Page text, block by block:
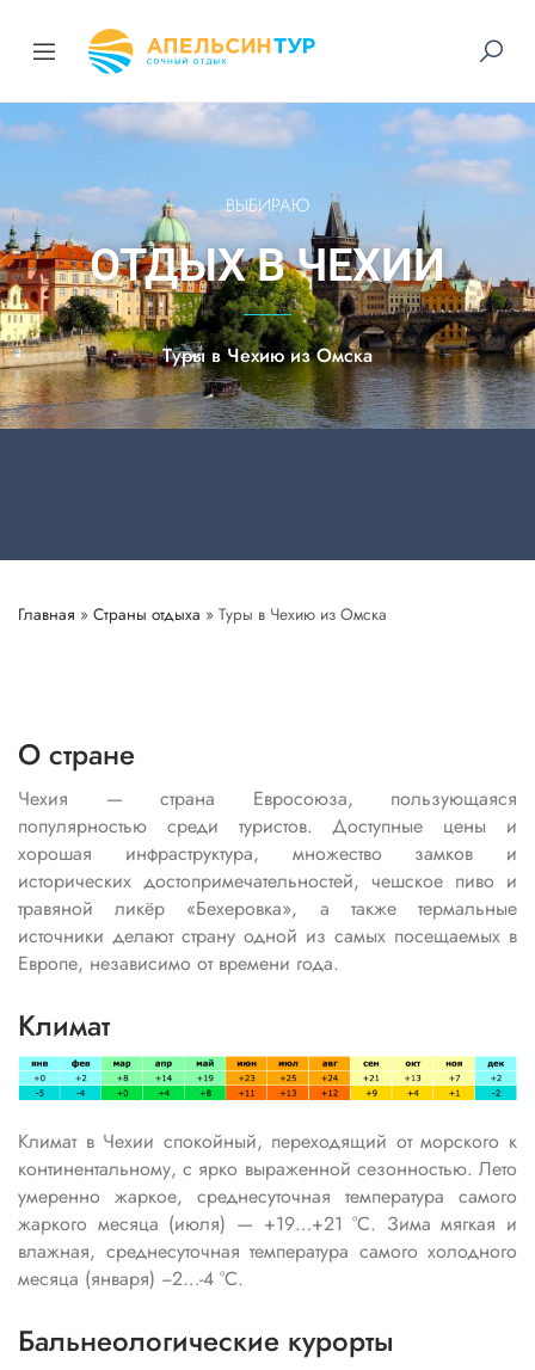
ВЫБИРАЮ
ОТДЫХ В ЧЕХИИ
Туры в Чехию из Омска
Главная » Страны отдыха » Туры в Чехию из Омска
О стране
Чехия — страна Евросоюза, пользующаяся
популярностью среди туристов. Доступные цены и
хорошая инфраструктура, множество замков и
исторических достопримечательностей, чешское пиво и
травяной ликёр «Бехеровка», а также термальные
источники делают страну одной из самых посещаемых в
Европе, независимо от времени года.
Климат
Климат в Чехии спокойный, переходящий от морского к
континентальному, с ярко выраженной сезонностью. Лето
умеренно жаркое, среднесуточная температура самого
жаркого месяца (июля) — +19…+21 °C. Зима мягкая и
влажная, среднесуточная температура самого холодного
месяца (января) −2…-4 °C.
Бальнеологические курорты